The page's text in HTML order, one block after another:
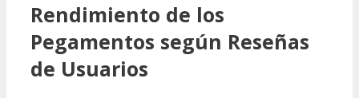
Rendimiento de los
Pegamentos según Reseñas
de Usuarios